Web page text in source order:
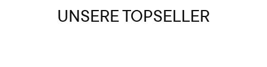
UNSERE TOPSELLER